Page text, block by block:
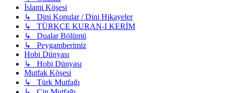
İslami Köşesi
↳ Dini Konular / Dini Hikayeler
↳ TÜRKÇE KURAN-I KERİM
↳ Dualar Bölümü
↳ Peygamberimiz
Hobi Dünyası
↳ Hobi Dünyası
Mutfak Köşesi
↳ Türk Mutfağı